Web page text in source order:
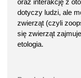
oraz interakcję z
dotyczy ludzi, ale
zwierząt (czyli
się zwierząt
etologia.